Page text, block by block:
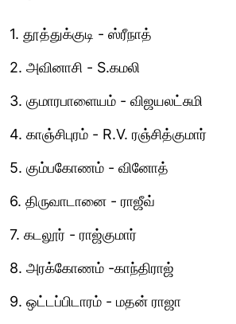
1. தூத்துக்குடி - ஸ்ரீநாத்
2. அவினாசி - S.கமலி
3. குமாரபாளையம் - விஜயலட்சுமி
4. காஞ்சிபுரம் - R.V. ரஞ்சித்குமார்
5. கும்பகோணம் - வினோத்
6. திருவாடானை - ராஜீவ்
7. கடலூர் - ராஜ்குமார்
8. அரக்கோணம் -காந்திராஜ்
9. ஒட்டப்பிடாரம் - மதன் ராஜா